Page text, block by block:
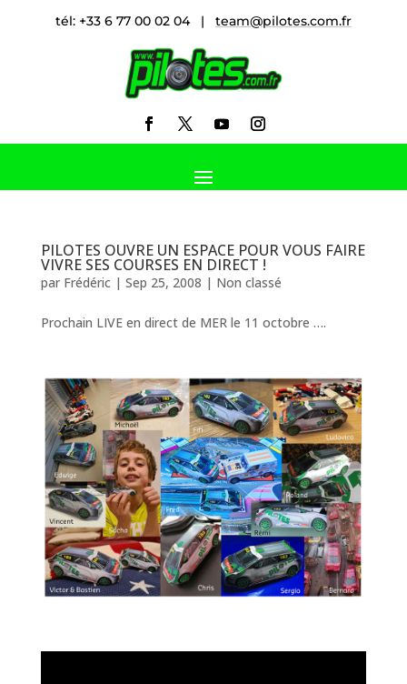
tél: +33 6 77 00 02 04 | team@pilotes.com.fr
PILOTES OUVRE UN ESPACE POUR VOUS FAIRE
VIVRE SES COURSES EN DIRECT !
par Frédéric| Sep 25, 2008 | Non classé
Prochain LIVE en direct de MER le 11 octobre ….